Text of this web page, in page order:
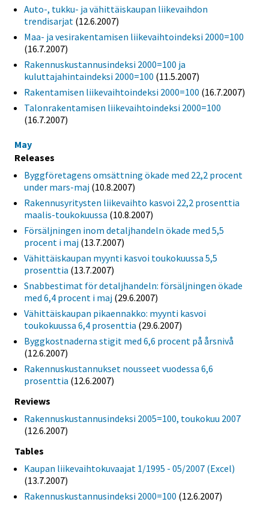
Auto-, tukku- ja vähittäiskaupan liikevaihdon
trendisarjat (12.6.2007)
Maa- ja vesirakentamisen liikevaihtoindeksi 2000=100
(16.7.2007)
Rakennuskustannusindeksi 2000=100 ja
kuluttajahintaindeksi 2000=100 (11.5.2007)
Rakentamisen liikevaihtoindeksi 2000=100 (16.7.2007)
Talonrakentamisen liikevaihtoindeksi 2000=100
(16.7.2007)
May
Releases
Byggföretagens omsättning ökade med 22,2 procent
under mars-maj (10.8.2007)
Rakennusyritysten liikevaihto kasvoi 22,2 prosenttia
maalis-toukokuussa (10.8.2007)
Försäljningen inom detaljhandeln ökade med 5,5
procent i maj (13.7.2007)
Vähittäiskaupan myynti kasvoi toukokuussa 5,5
prosenttia (13.7.2007)
Snabbestimat för detaljhandeln: försäljningen ökade
med 6,4 procent i maj (29.6.2007)
Vähittäiskaupan pikaennakko: myynti kasvoi
toukokuussa 6,4 prosenttia (29.6.2007)
Byggkostnaderna stigit med 6,6 procent på årsnivå
(12.6.2007)
Rakennuskustannukset nousseet vuodessa 6,6
prosenttia (12.6.2007)
Reviews
Rakennuskustannusindeksi 2005=100, toukokuu 2007
(12.6.2007)
Tables
Kaupan liikevaihtokuvaajat 1/1995 - 05/2007 (Excel)
(13.7.2007)
Rakennuskustannusindeksi 2000=100 (12.6.2007)